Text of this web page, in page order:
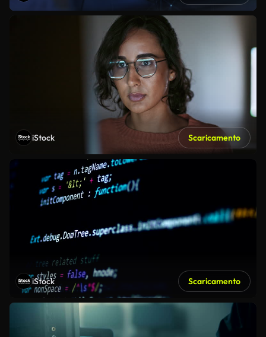
iStock Scaricamento
iStock Scaricamento